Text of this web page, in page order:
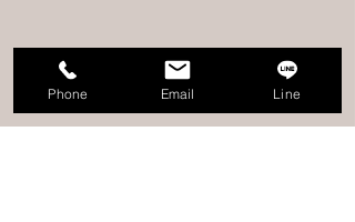
Phone Email Line